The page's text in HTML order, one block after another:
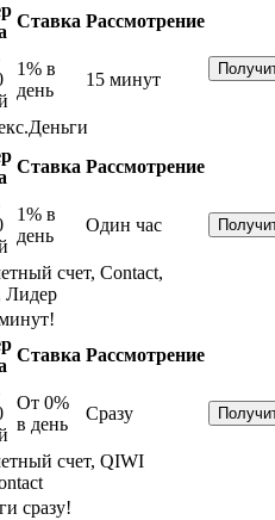
Ставка Рассмотрение
1% в
день
15 минут
Ставка Рассмотрение
1% в
день
Один час
счет, Contact,
Ставка Рассмотрение
От 0%
в день
Сразу
счет, QIWI
сразу!